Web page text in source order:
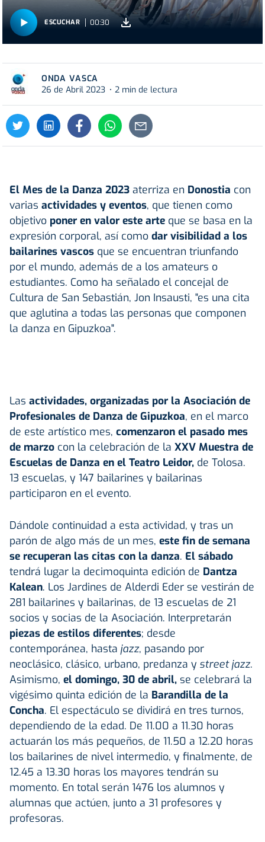
ESCUCHAR 00:30
ONDA VASCA
26 de Abril 2023
2 min de lectura
El Mes de la Danza 2023 aterriza en Donostia con
varias actividades y eventos, que tienen como
objetivo poner en valor este arte que se basa en la
expresión corporal, así como dar visibilidad a los
bailarines vascos que se encuentran triunfando
por el mundo, además de a los amateurs o
estudiantes. Como ha señalado el concejal de
Cultura de San Sebastián, Jon Insausti, "es una cita
que aglutina a todas las personas que componen
la danza en Gipuzkoa".
Las actividades, organizadas por la Asociación de
Profesionales de Danza de Gipuzkoa, en el marco
de este artístico mes, comenzaron el pasado mes
de marzo con la celebración de la XXV Muestra de
Escuelas de Danza en el Teatro Leidor, de Tolosa.
13 escuelas, y 147 bailarines y bailarinas
participaron en el evento.
Dándole continuidad a esta actividad, y tras un
parón de algo más de un mes, este fin de semana
se recuperan las citas con la danza. El sábado
tendrá lugar la decimoquinta edición de Dantza
Kalean. Los Jardines de Alderdi Eder se vestirán de
281 bailarines y bailarinas, de 13 escuelas de 21
socios y socias de la Asociación. Interpretarán
piezas de estilos diferentes; desde
contemporánea, hasta jazz, pasando por
neoclásico, clásico, urbano, predanza y street jazz.
Asimismo, el domingo, 30 de abril, se celebrará la
vigésimo quinta edición de la Barandilla de la
Concha. El espectáculo se dividirá en tres turnos,
dependiendo de la edad. De 11.00 a 11.30 horas
actuarán los más pequeños, de 11.50 a 12.20 horas
los bailarines de nivel intermedio, y finalmente, de
12.45 a 13.30 horas los mayores tendrán su
momento. En total serán 1476 los alumnos y
alumnas que actúen, junto a 31 profesores y
profesoras.